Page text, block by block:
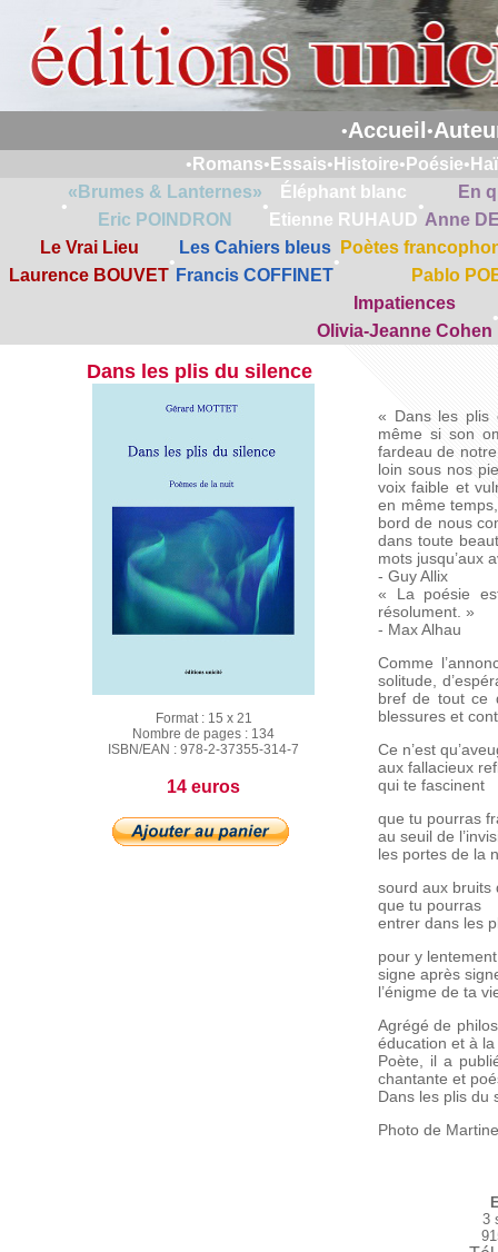
•Accueil •
• Romans• Essais• Histoire• Poésie•
•
«Brumes & Lanternes»
Eric POINDRON
•
Éléphant blanc
Etienne RUHAUD
•
En
Anne
Le Vrai Lieu
Laurence BOUVET
•
Les Cahiers bleus
Francis COFFINET
•
Poètes
Pablo
Impatiences
Olivia-Jeanne Cohen
•
Dans les plis du silence
Format : 15 x 21
Nombre de pages : 134
ISBN/EAN : 978-2-37355-314-7
14 euros
« Dans les plis
même si son
fardeau de
loin sous nos
voix faible et
en même
bord de nous
dans toute
mots jusqu’aux
- Guy Allix
« La poésie
résolument. »
- Max Alhau
Comme
solitude,
bref de tout ce
blessures et
Ce n’est
aux fallacieux
qui te fascinent
que tu pourras
au seuil de
les portes de la
sourd aux bruits
que tu pourras
entrer dans les
pour y
signe après
l’énigme de ta
Agrégé de
éducation et à
Poète, il a
chantante et
Dans les plis du
Photo de
3